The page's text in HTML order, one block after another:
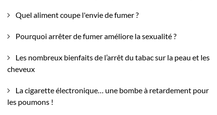
Quel aliment coupe l'envie de fumer ?
Pourquoi arrêter de fumer améliore la sexualité ?
Les nombreux bienfaits de l’arrêt du tabac sur la peau et les
cheveux
La cigarette électronique… une bombe à retardement pour
les poumons !